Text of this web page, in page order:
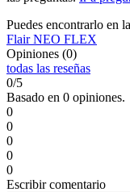
Puedes encontrarlo en
Flair NEO FLEX
Opiniones (0)
todas las reseñas
0/5
Basado en 0 opiniones.
0
0
0
0
0
Escribir comentario